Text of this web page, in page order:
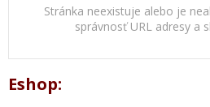
Stránka neexistuje alebo je
správnosť URL adresy a
Eshop: